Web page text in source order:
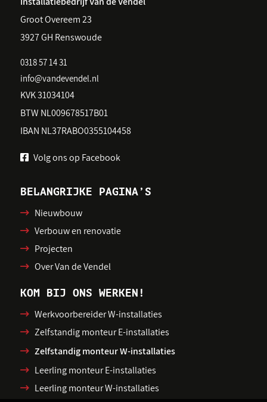
Groot Overeem 23
3927 GH Renswoude
0318 57 14 31
info@vandevendel.nl
KVK 31034104
BTW NL009678517B01
IBAN NL37RABO0355104458
Volg ons op Facebook
BELANGRIJKE PAGINA’S
Nieuwbouw
Verbouw en renovatie
Projecten
Over Van de Vendel
KOM BIJ ONS WERKEN!
Werkvoorbereider W-installaties
Zelfstandig monteur E-installaties
Zelfstandig monteur W-installaties
Leerling monteur E-installaties
Leerling monteur W-installaties